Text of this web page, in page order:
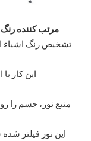
مرتب کننده رنگ
تشخیص رنگ اشیاء
این کار
منبع نور، جسم را
این نور فیلتر